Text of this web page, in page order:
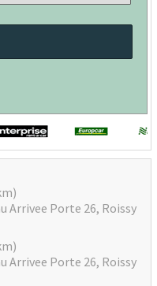
Arrivee Porte 26, Roissy
Arrivee Porte 26, Roissy